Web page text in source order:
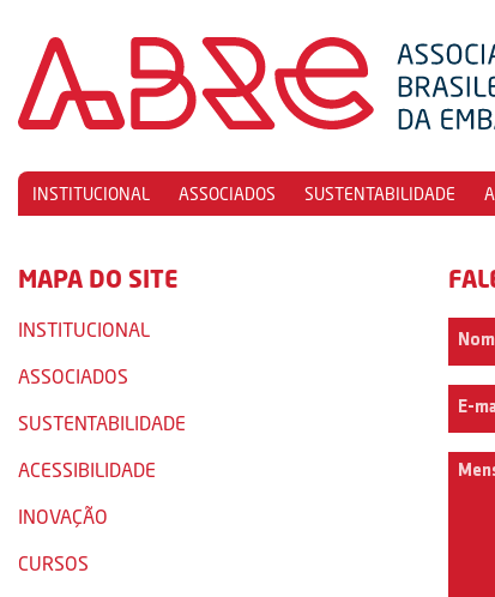
INSTITUCIONAL ASSOCIADOS SUSTENTABILIDADE
MAPA DO SITE
INSTITUCIONAL
ASSOCIADOS
SUSTENTABILIDADE
ACESSIBILIDADE
INOVAÇÃO
CURSOS